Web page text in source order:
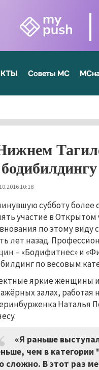
Советы МС
10:18
субботу более
участие в
по этому виду
лет назад.
– «Бодифитнес» и
по весовым
яркие женщины и
залах,
Наталья
«Я раньше
чем в категории
сложно. В этот раз